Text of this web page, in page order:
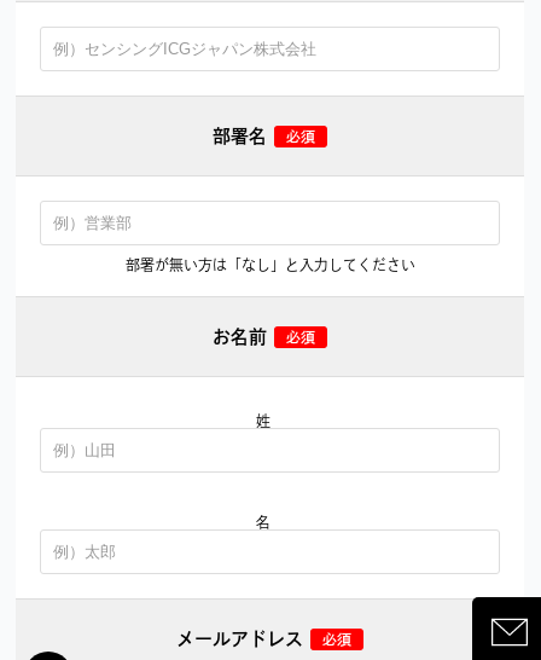
部署名
部署が無い方は「なし」と入力してください
お名前
姓
名
メールアドレス